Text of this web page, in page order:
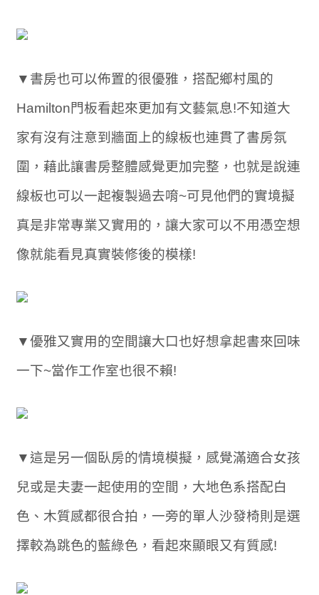
▼書房也可以佈置的很優雅，搭配鄉村風的
Hamilton門板看起來更加有文藝氣息!不知道大
家有沒有注意到牆面上的線板也連貫了書房氛
圍，藉此讓書房整體感覺更加完整，也就是說連
線板也可以一起複製過去唷~可見他們的實境擬
真是非常專業又實用的，讓大家可以不用憑空想
像就能看見真實裝修後的模樣!
▼優雅又實用的空間讓大口也好想拿起書來回味
一下~當作工作室也很不賴!
▼這是另一個臥房的情境模擬，感覺滿適合女孩
兒或是夫妻一起使用的空間，大地色系搭配白
色、木質感都很合拍，一旁的單人沙發椅則是選
擇較為跳色的藍綠色，看起來顯眼又有質感!